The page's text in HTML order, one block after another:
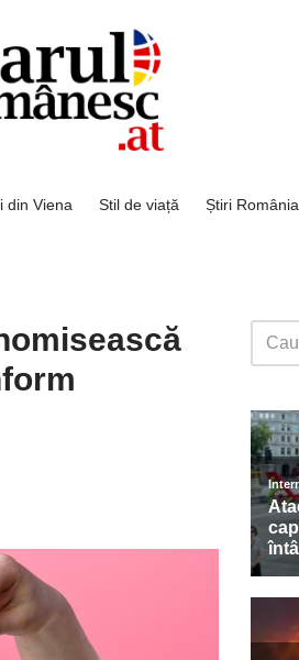
din Viena Stil de viață Știri România